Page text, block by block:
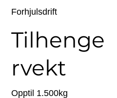
Forhjulsdrift
Tilhenge
rvekt
Opptil 1.500kg